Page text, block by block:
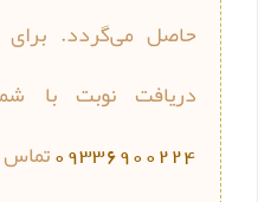
حاصل می‌گردد.
دریافت نوبت با شماره‌های
09336900224